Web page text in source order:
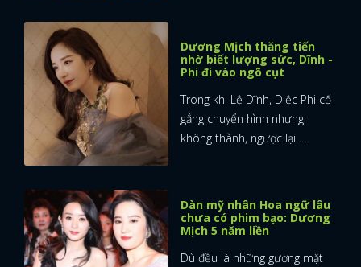
Dương Mịch thăng tiến
nhờ biết lượng sức, Dĩnh -
Phi đi vào ngõ cụt
Trong khi Lệ Dĩnh, Diệc Phi cố
gắng chuyển hình nhưng
không thành, ngược lại ...
Dàn mỹ nhân Hoa ngữ lâu
chưa có phim bạo: Dương
Mịch 5 năm liền
Dù đều là những gương mặt